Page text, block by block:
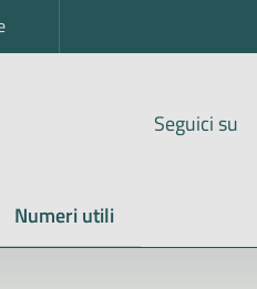
Seguici su
Numeri utili